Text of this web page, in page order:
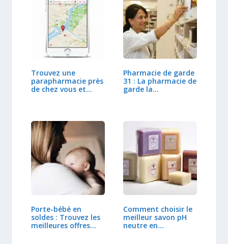
Trouvez une
parapharmacie près
de chez vous et…
Pharmacie de garde
31 : La pharmacie de
garde la…
Porte-bébé en
soldes : Trouvez les
meilleures offres…
Comment choisir le
meilleur savon pH
neutre en…